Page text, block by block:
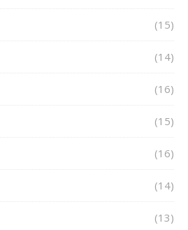
(15)
(14)
(16)
(15)
(16)
(14)
(13)